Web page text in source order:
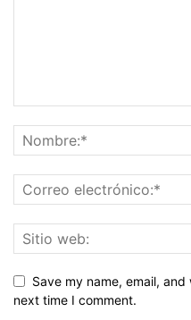
Save my name, email,
next time I comment.